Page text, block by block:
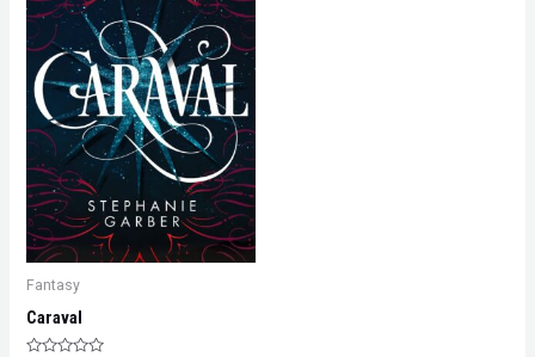
Fantasy
Caraval